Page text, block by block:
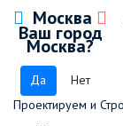
Москва
Ваш город
Москва?
Да Нет
Проектируем и